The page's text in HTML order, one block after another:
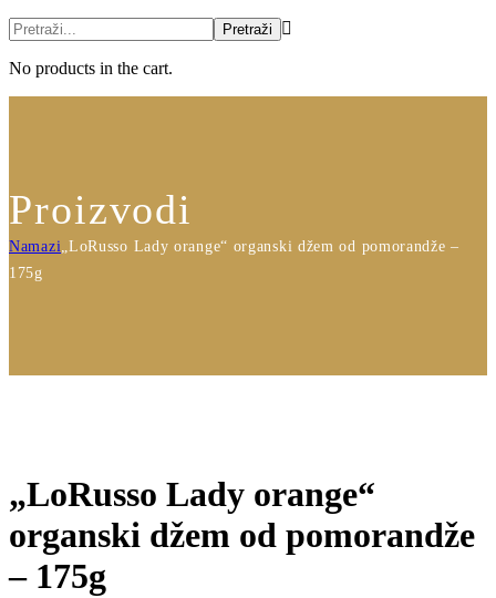
No products in the cart.
Proizvodi
Namazi„LoRusso Lady orange“ organski džem od pomorandže –
175g
„LoRusso Lady orange“
organski džem od pomorandže
– 175g